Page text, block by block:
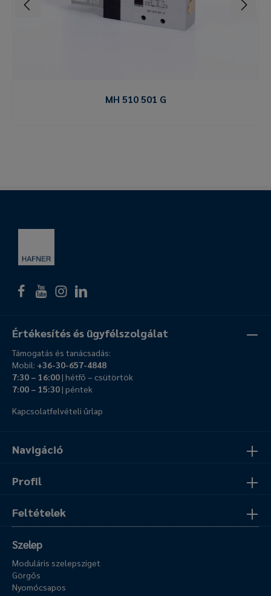
MH 510 501 G
Navigáció
Profil
Feltételek
Értékesítés és ügyfélszolgálat
Támogatás és tanácsadás:
Mobil: +36-30-657-4848
7:30 – 16:00| hétfő – csütörtök
7:00 – 15:30| péntek
Kapcsolatfelvételi űrlap
Szelep
Moduláris szelepsziget
Görgős
Nyomócsapos